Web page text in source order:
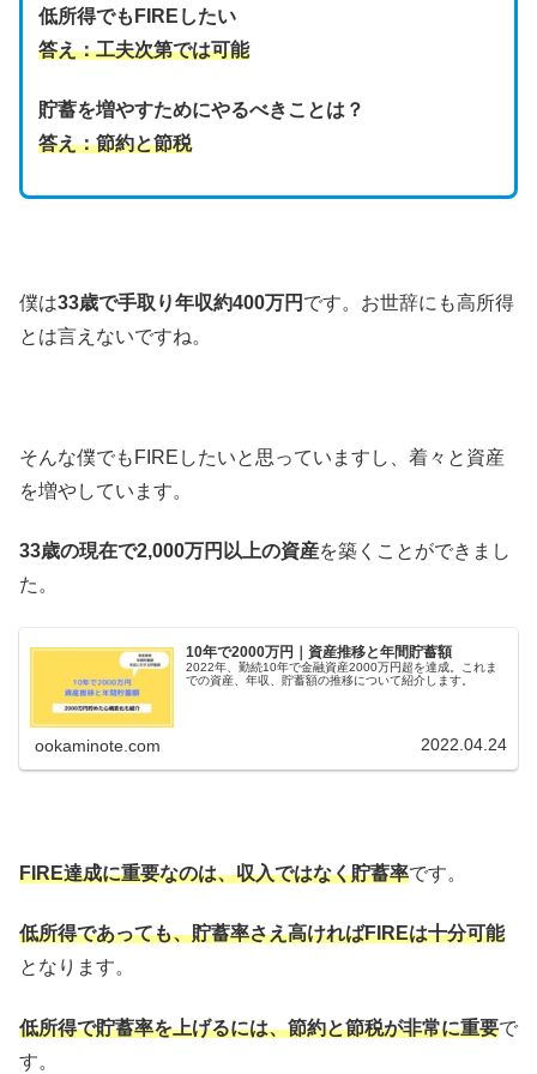
低所得でもFIREしたい
答え：工夫次第では可能
貯蓄を増やすためにやるべきことは？
答え：節約と節税
僕は33歳で手取り年収約400万円 です。お世辞にも高所得
とは言えないですね。
そんな僕でもFIREしたいと思っていますし、着々と資産
を増やしています。
33歳の現在で2,000万円以上の資産を築くことができまし
た。
10年で2000万円｜資産推移と年間貯蓄額
2022年、勤続10年で金融資産2000万円超を達成。これま
での資産、年収、貯蓄額の推移について紹介します。
ookaminote.com 2022.04.24
FIRE達成に重要なのは、収入ではなく貯蓄率です。
低所得であっても、貯蓄率さえ高ければFIREは十分可能
となります。
低所得で貯蓄率を上げるには、節約と節税が非常に重要で
す。